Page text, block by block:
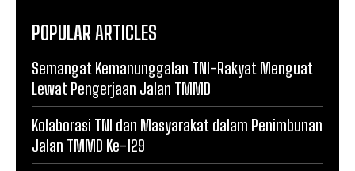
POPULAR ARTICLES
Semangat Kemanunggalan TNI-Rakyat Menguat
Lewat Pengerjaan Jalan TMMD
Kolaborasi TNI dan Masyarakat dalam Penimbunan
Jalan TMMD Ke-129